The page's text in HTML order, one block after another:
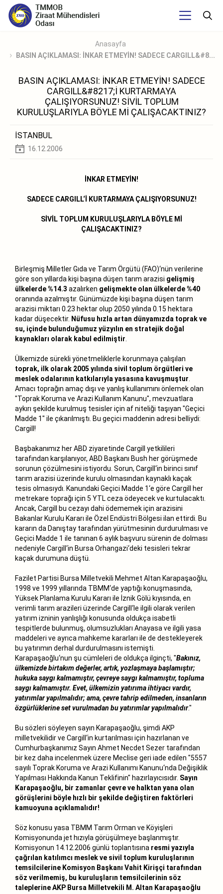
Anasayfa
BASIN AÇIKLAMASI: İNKAR ETMEYİN! SADECE CARGILL&#8...
BASIN AÇIKLAMASI: İNKAR ETMEYİN! SADECE
CARGILL&#8217;İ KURTARMAYA
ÇALIŞIYORSUNUZ! SİVİL TOPLUM
KURULUŞLARIYLA BÖYLE Mİ ÇALIŞACAKTINIZ?
İSTANBUL
16.12.2006
İNKAR ETMEYİN!
SADECE CARGILL‘İ KURTARMAYA ÇALIŞIYORSUNUZ!
SİVİL TOPLUM KURULUŞLARIYLA BÖYLE Mİ
ÇALIŞACAKTINIZ?
Birleşmiş Milletler Gıda ve Tarım Örgütü (FAO)‘nün verilerine
göre son yıllarda kişi başına düşen tarım arazisi gelişmiş
ülkelerde %14.3 azalırken gelişmekte olan ülkelerde %40
oranında azalmıştır. Günümüzde kişi başına düşen tarım
arazisi miktarı 0.23 hektar olup 2050 yılında 0.15 hektara
kadar düşecektir. Nüfusu hızla artan dünyamızda toprak ve
su, içinde bulunduğumuz yüzyılın en stratejik doğal
kaynakları olarak kabul edilmiştir
Ülkemizde sürekli yönetmeliklerle korunmaya çalışılan
toprak, ilk olarak 2005 yılında sivil toplum örgütleri ve
meslek odalarının katkılarıyla yasasına kavuşmuştur
Amacı toprağın amaç dışı ve yanlış kullanımını önlemek olan
"Toprak Koruma ve Arazi Kullanım Kanunu", mevzuatlara
aykırı şekilde kurulmuş tesisler için af niteliği taşıyan "Geçici
Madde 1" ile çıkarılmıştı. Bu geçici maddenin adresi belliydi:
Cargill!
Başbakanımız her ABD ziyaretinde Cargill yetkilileri
tarafından karşılanıyor, ABD Başkanı Bush her görüşmede
sorunun çözülmesini istiyordu. Sorun, Cargill‘in birinci sınıf
tarım arazisi üzerinde kurulu olmasından kaynaklı kaçak
tesis olmasıydı. Kanundaki Geçici Madde 1‘e göre Cargill her
metrekare toprağı için 5 YTL ceza ödeyecek ve kurtulacaktı.
Ancak, Cargill bu cezayı dahi ödememek için arazisini
Bakanlar Kurulu Kararı ile Özel Endüstri Bölgesi ilan ettirdi. Bu
kararın da Danıştay tarafından yürütmesinin durdurulması ve
Geçici Madde 1 ile tanınan 6 aylık başvuru sürenin de dolması
nedeniyle Cargill‘in Bursa Orhangazi‘deki tesisleri tekrar
kaçak durumuna düştü.
Fazilet Partisi Bursa Milletvekili Mehmet Altan Karapaşaoğlu,
1998 ve 1999 yıllarında TBMM‘de yaptığı konuşmasında,
Yüksek Planlama Kurulu Kararı ile İznik Gölü kıyısında, en
verimli tarım arazileri üzerinde Cargill‘le ilgili olarak verilen
yatırım izninin yanlışlığı konusunda oldukça isabetli
tespitlerde bulunmuş, olumsuzlukları Anayasa ve ilgili yasa
maddeleri ve ayrıca mahkeme kararları ile de destekleyerek
bu yatırımın derhal durdurulmasını istemişti.
Karapaşaoğlu‘nun şu cümleleri de oldukça ilginçti, "Bakınız,
ülkemizde birtakım değerler, artık, yozlaşmaya başlamıştır;
hukuka saygı kalmamıştır, çevreye saygı kalmamıştır, topluma
saygı kalmamıştır. Evet, ülkemizin yatırıma ihtiyacı vardır,
yatırımlar yapılmalıdır; ama, çevre tahrip edilmeden, insanların
özgürlüklerine set vurulmadan bu yatırımlar yapılmalıdır."
Bu sözleri söyleyen sayın Karapaşaoğlu, şimdi AKP
milletvekilidir ve Cargill‘in kurtarılması için hazırlanan ve
Cumhurbaşkanımız Sayın Ahmet Necdet Sezer tarafından
bir kez daha incelenmek üzere Meclise geri iade edilen "5557
sayılı Toprak Koruma ve Arazi Kullanımı Kanunu‘nda Değişiklik
Yapılması Hakkında Kanun Teklifinin" hazırlayıcısıdır. Sayın
Karapaşaoğlu, bir zamanlar çevre ve halktan yana olan
görüşlerini böyle hızlı bir şekilde değiştiren faktörleri
kamuoyuna açıklamalıdır!
Söz konusu yasa TBMM Tarım Orman ve Köyişleri
Komisyonunda jet hızıyla görüşülmeye başlanmıştır.
Komisyonun 14.12.2006 günlü toplantısına resmi yazıyla
çağrılan katılımcı meslek ve sivil toplum kuruluşlarının
temsilcilerine Komisyon Başkanı Vahit Kirişçi tarafından
söz verilmemiş, bu kuruluşların temsilcilerinin söz
taleplerine AKP Bursa Milletvekili M. Altan Karapaşaoğlu